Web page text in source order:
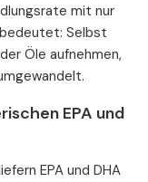
mit nur
Selbst
Öle aufnehmen,
EPA und
EPA und DHA